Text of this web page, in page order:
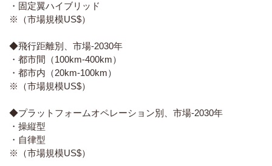
・固定翼ハイブリッド
※（市場規模US$）
◆飛行距離別、市場-2030年
・都市間（100km-400km）
・都市内（20km-100km）
※（市場規模US$）
◆プラットフォームオペレーション別、市場-2030年
・操縦型
・自律型
※（市場規模US$）